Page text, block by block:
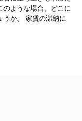
のような場合、どこに
うか。 家賃の滞納に